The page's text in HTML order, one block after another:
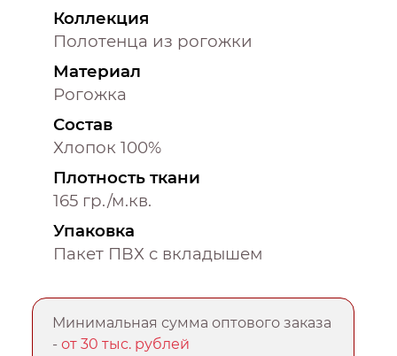
Коллекция
Полотенца из рогожки
Материал
Рогожка
Состав
Хлопок 100%
Плотность ткани
165 гр./м.кв.
Упаковка
Пакет ПВХ с вкладышем
Минимальная сумма оптового заказа
-от 30 тыс. рублей